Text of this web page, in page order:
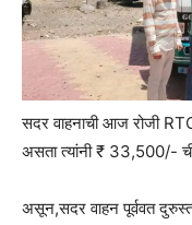
सदर वाहनाची आज रोजी
असता त्यांनी ₹ 33,500/-
असून,सदर वाहन पूर्ववत